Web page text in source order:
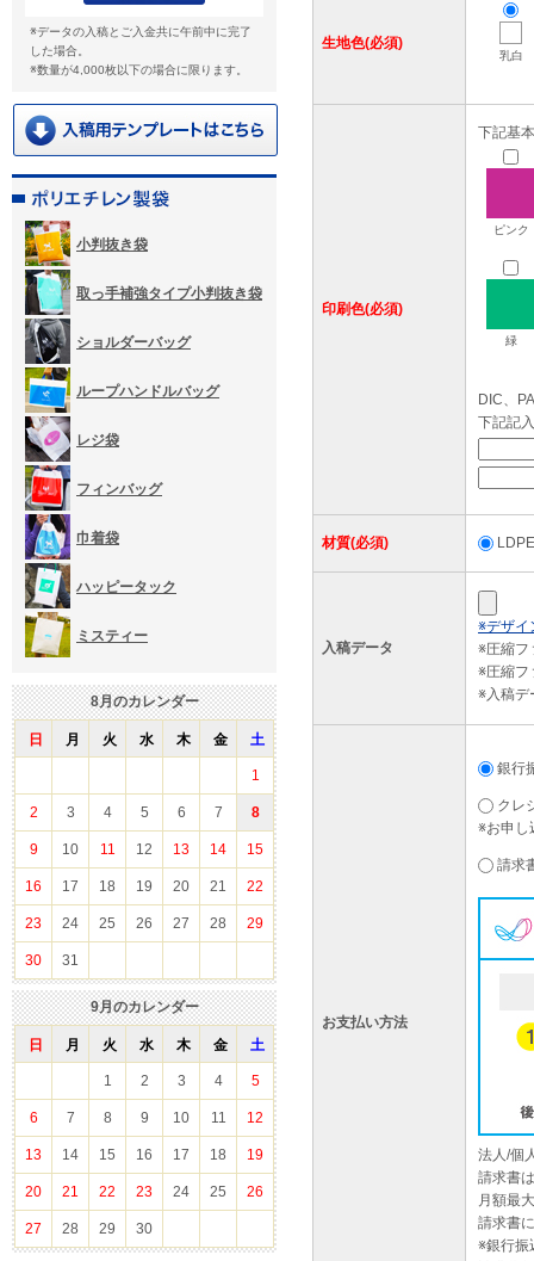
※データの入稿とご入金共に午前中に完了
した場合。
※数量が4,000枚以下の場合に限ります。
小判抜き袋
取っ手補強タイプ小判抜き袋
ショルダーバッグ
ループハンドルバッグ
レジ袋
フィンバッグ
巾着袋
ハッピータック
ミスティー
8月のカレンダー
日 月 火 水 木 金 土
1
2 3 4 5 6 7 8
9 10 11 12 13 14 15
16 17 18 19 20 21 22
23 24 25 26 27 28 29
30 31
9月のカレンダー
日 月 火 水 木 金 土
1 2 3 4 5
6 7 8 9 10 11 12
13 14 15 16 17 18 19
20 21 22 23 24 25 26
27 28 29 30
生地色(必須)
乳白
印刷色(必須)
下記基
ピンク
緑
DIC、
下記記
材質(必須)
入稿データ
※デザイ
※圧縮フ
※圧縮フ
※入稿デ
お支払い方法
銀行
クレ
※お申し
請求
法人/個
請求書
月額最
請求書
※銀行振